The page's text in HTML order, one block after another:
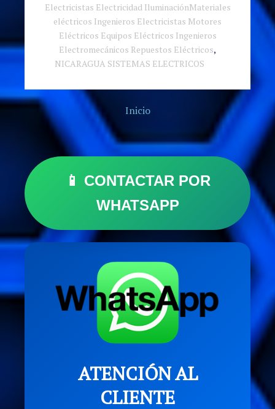
Electricistas Electricidad IluminaciónMateriales
eléctricos Ingenieros Electricistas Motores
Eléctricos Equipos Eléctricos Ingenieros
Electromecánicos Repuestos Eléctricos,
NICARAGUA SISTEMAS ELECTRICOS
Inicio
📱 CONTACTAR POR
WHATSAPP
ATENCIÓN AL
CLIENTE